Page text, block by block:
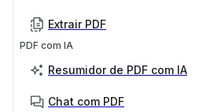
Extrair PDF
PDF com IA
Resumidor de PDF com IA
Chat com PDF